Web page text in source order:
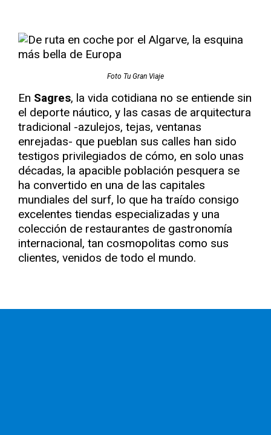
Foto Tu Gran Viaje
En Sagres, la vida cotidiana no se entiende sin
el deporte náutico, y las casas de arquitectura
tradicional -azulejos, tejas, ventanas
enrejadas- que pueblan sus calles han sido
testigos privilegiados de cómo, en solo unas
décadas, la apacible población pesquera se
ha convertido en una de las capitales
mundiales del surf, lo que ha traído consigo
excelentes tiendas especializadas y una
colección de restaurantes de gastronomía
internacional, tan cosmopolitas como sus
clientes, venidos de todo el mundo.